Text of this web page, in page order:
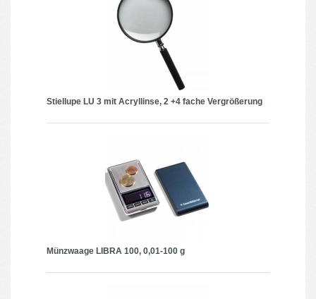
Stiellupe LU 3 mit Acryllinse, 2 +4 fache Vergrößerung
Münzwaage LIBRA 100, 0,01-100 g